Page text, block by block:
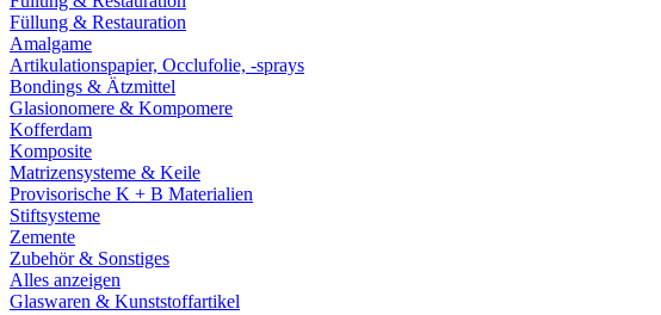
Füllung & Restauration
Amalgame
Artikulationspapier, Occlufolie, -sprays
Bondings & Ätzmittel
Glasionomere & Kompomere
Kofferdam
Komposite
Matrizensysteme & Keile
Provisorische K + B Materialien
Stiftsysteme
Zemente
Zubehör & Sonstiges
Alles anzeigen
Glaswaren & Kunststoffartikel